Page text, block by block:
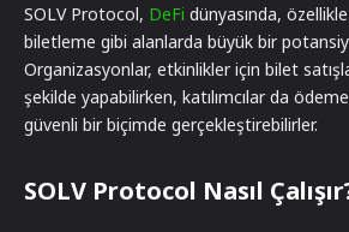
SOLV Protocol, DeFi dünyasında,
biletleme gibi alanlarda büyük bir
Organizasyonlar, etkinlikler için bilet
şekilde yapabilirken, katılımcılar da
güvenli bir biçimde gerçekleştirebilirler.
SOLV Protocol Nasıl